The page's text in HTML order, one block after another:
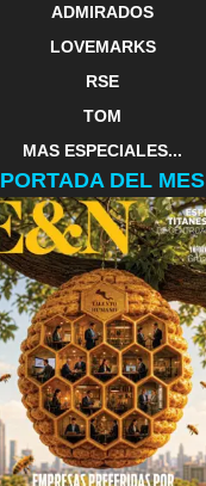
ADMIRADOS
LOVEMARKS
RSE
TOM
MAS ESPECIALES...
PORTADA DEL MES